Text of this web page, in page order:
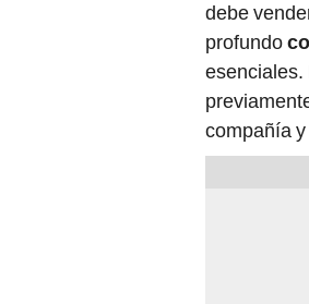
debe
profundo
esenciales.
compañía